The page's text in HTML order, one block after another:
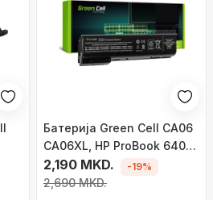
Батерија Green Cell CA06
CA06XL, HP ProBook 640
645 650 655 G1 (HP100)
2,190 MKD.
2,690 MKD.
-19%